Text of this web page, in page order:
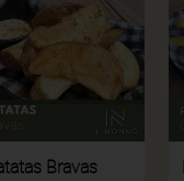
Bravas